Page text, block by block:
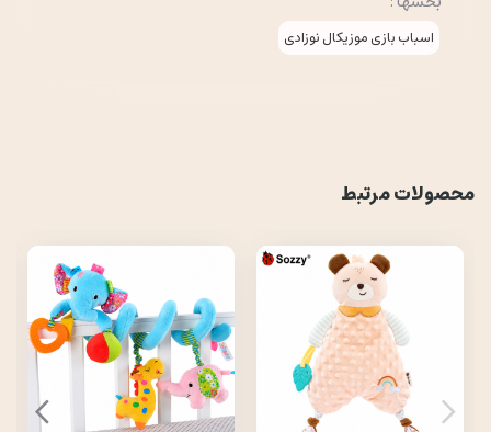
اسباب بازی موزیکال نوزادی
محصولات مرتبط